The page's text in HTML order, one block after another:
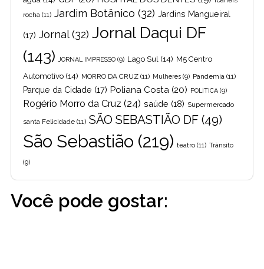
rocha (11) Jardim Botânico (32) Jardins Mangueiral
(17) Jornal(32) Jornal Daqui DF
(143)
JORNAL IMPRESSO (9) Lago Sul (14) M5 Centro
Automotivo (14) MORRO DA CRUZ (11) Mulheres (9) Pandemia (11)
Parque da Cidade (17) Poliana Costa (20) POLITICA (9)
Rogério Morro da Cruz (24) saúde (18) Supermercado
santa Felicidade (11) SÃO SEBASTIÃO DF (49)
São Sebastião (219) teatro (11) Trânsito
(9)
Você pode gostar: